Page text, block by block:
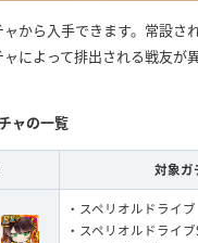
から入手できます。常設さ
によって排出される戦友が
ャの一覧
対象ガ
・スペリオルドライブ
・スペリオルドライブ